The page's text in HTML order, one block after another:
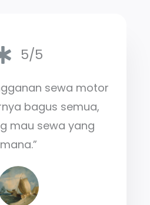
5/5
sewa motor
bagus semua,
mau sewa yang
mana.”